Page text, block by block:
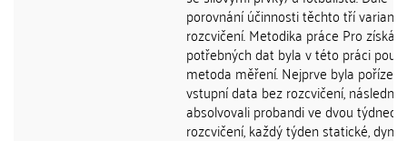
porovnání účinnosti těchto tří variant
rozcvičení. Metodika práce Pro získání
potřebných dat byla v této práci
metoda měření. Nejprve byla pořízena
vstupní data bez rozcvičení, následně
absolvovali probandi ve dvou
rozcvičení, každý týden statické,